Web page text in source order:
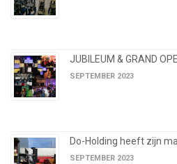
JUBILEUM & GRAND
SEPTEMBER 2023
Do-Holding heeft zijn
SEPTEMBER 2023